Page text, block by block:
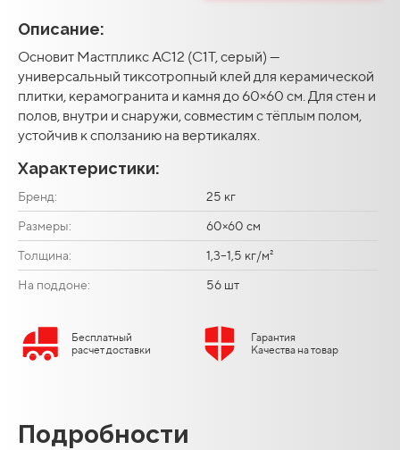
Описание:
Основит Мастпликс AC12 (C1T, серый) —
универсальный тиксотропный клей для керамической
плитки, керамогранита и камня до 60×60 см. Для стен и
полов, внутри и снаружи, совместим с тёплым полом,
устойчив к сползанию на вертикалях.
Характеристики:
Бренд: 25 кг
Размеры: 60×60 см
Толщина: 1,3–1,5 кг/м²
На поддоне: 56 шт
Бесплатный
расчет доставки
Гарантия
Качества на товар
Подробности